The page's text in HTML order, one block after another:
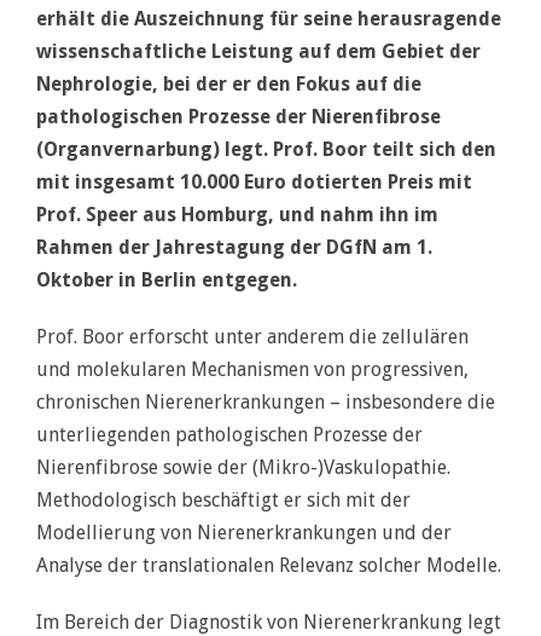
erhält die Auszeichnung für seine herausragende
wissenschaftliche Leistung auf dem Gebiet der
Nephrologie, bei der er den Fokus auf die
pathologischen Prozesse der Nierenfibrose
(Organvernarbung) legt. Prof. Boor teilt sich den
mit insgesamt 10.000 Euro dotierten Preis mit
Prof. Speer aus Homburg, und nahm ihn im
Rahmen der Jahrestagung der DGfN am 1.
Oktober in Berlin entgegen.
Prof. Boor erforscht unter anderem die zellulären
und molekularen Mechanismen von progressiven,
chronischen Nierenerkrankungen – insbesondere die
unterliegenden pathologischen Prozesse der
Nierenfibrose sowie der (Mikro-)Vaskulopathie.
Methodologisch beschäftigt er sich mit der
Modellierung von Nierenerkrankungen und der
Analyse der translationalen Relevanz solcher Modelle.
Im Bereich der Diagnostik von Nierenerkrankung legt